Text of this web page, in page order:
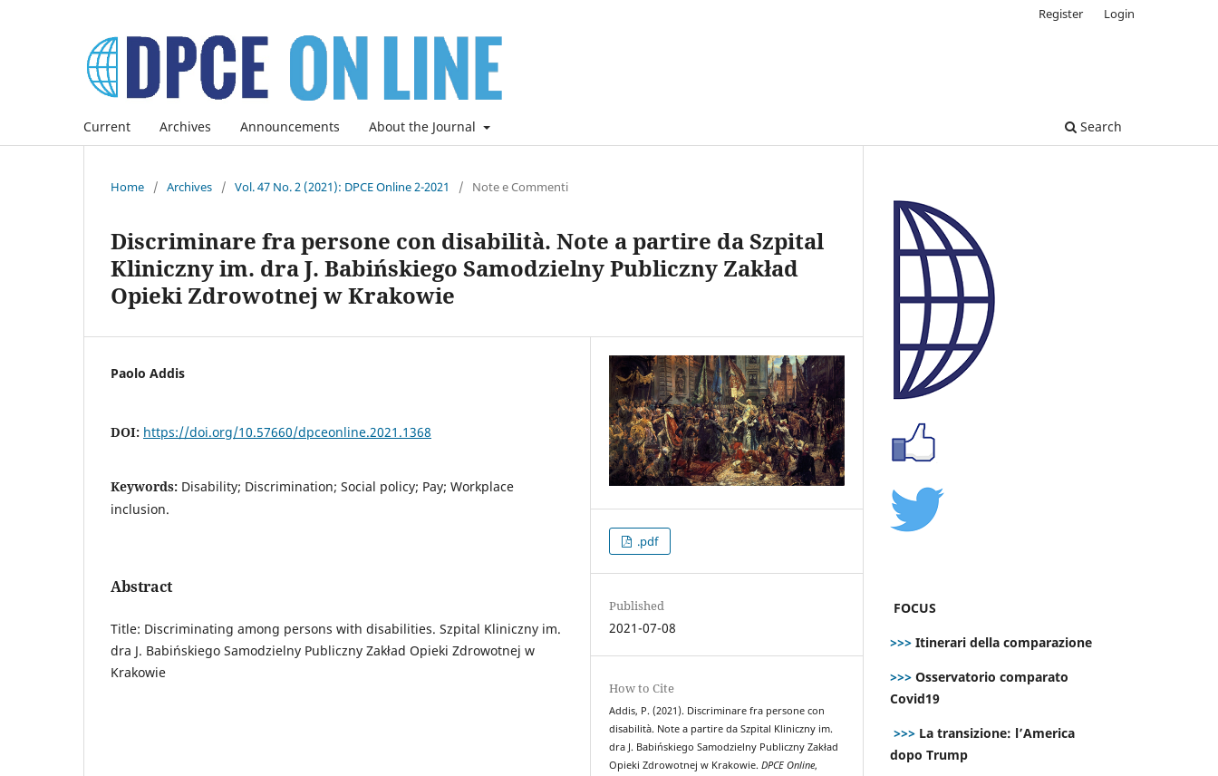
Current Archives Announcements About the Journal Search
Register Login
Home / Archives / Vol. 47 No. 2 (2021): DPCE Online 2-2021 / Note e Commenti
Discriminare fra persone con disabilità. Note a partire da Szpital
Kliniczny im. dra J. Babińskiego Samodzielny Publiczny Zakład
Opieki Zdrowotnej w Krakowie
Paolo Addis
DOI: https://doi.org/10.57660/dpceonline.2021.1368
Keywords: Disability; Discrimination; Social policy; Pay; Workplace
inclusion.
Abstract
Title: Discriminating among persons with disabilities. Szpital Kliniczny im.
dra J. Babińskiego Samodzielny Publiczny Zakład Opieki Zdrowotnej w
Krakowie
.pdf
Published
2021-07-08
How to Cite
Addis, P. (2021). Discriminare fra persone con
disabilità. Note a partire da Szpital Kliniczny im.
dra J. Babińskiego Samodzielny Publiczny Zakład
Opieki Zdrowotnej w Krakowie.DPCE Online,
FOCUS
>>> Itinerari della comparazione
>>> Osservatorio comparato
Covid19
>>> La transizione: l’America
dopo Trump